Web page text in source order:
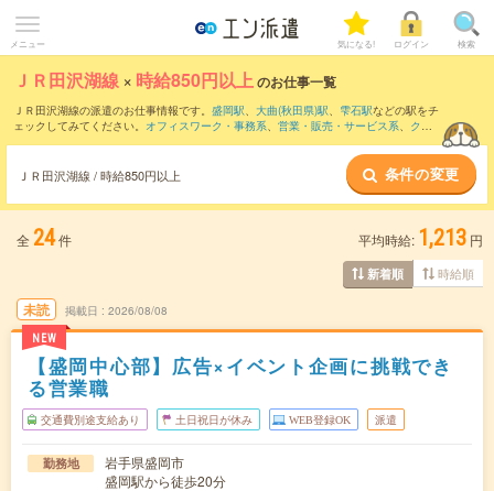
メニュー 気になる! ログイン 検索
ＪＲ田沢湖線 × 時給850円以上のお仕事一覧
ＪＲ田沢湖線の派遣のお仕事情報です。 盛岡駅、 大曲(秋田県)駅、 雫石駅などの駅をチ
ェックしてみてください。 オフィスワーク・事務系、 営業・販売・サービス系、 クリ
ＪＲ田沢湖線 / 時給850円以上 条件の変更
全 24件 平均時給: 1,213 円
新着順 時給順
未読
NEW
掲載日 2026/08/08
【盛岡中心部】広告×イベント企画に挑戦でき
る営業職
交通費別途支給あり 土日祝日が休み WEB登録OK 派遣
勤務地
岩手県盛岡市
盛岡駅から徒歩20分